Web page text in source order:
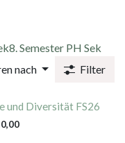
8. Semester PH Sek
nach
Filter
und Diversität FS26